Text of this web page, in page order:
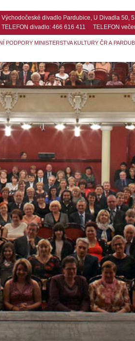
Východočeské divadlo Pardubice, U Divadla 50,
TELEFON divadlo: 466 616 411 TELEFON
PODPORY MINISTERSTVA KULTURY ČR A